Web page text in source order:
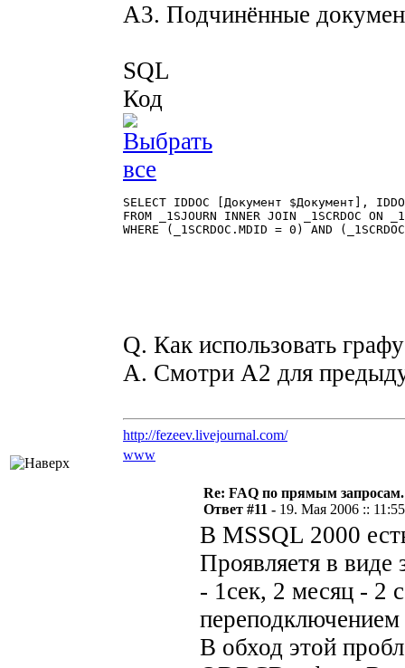
A3. Подчинённые
SQL
Код
SELECT IDDOC [Документ $Документ],
FROM _1SJOURN INNER JOIN _1SCRDOC ON
WHERE (_1SCRDOC.MDID = 0) AND
Q. Как использовать
A. Смотри A2 для
http://fezeev.livejournal.com/
www
Re: FAQ по прямым запросам.
Ответ #11 - 19. Мая 2006 :: 11:55
В MSSQL 2000
Проявляетя в виде
- 1сек, 2 месяц - 2
В обход этой